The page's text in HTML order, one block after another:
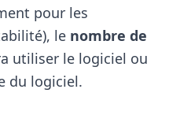
pour les
le nombre de
utiliser le logiciel ou
du logiciel.